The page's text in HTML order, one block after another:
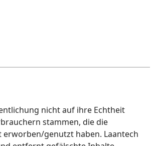
nicht auf ihre Echtheit
stammen, die die
genutzt haben. Laantech